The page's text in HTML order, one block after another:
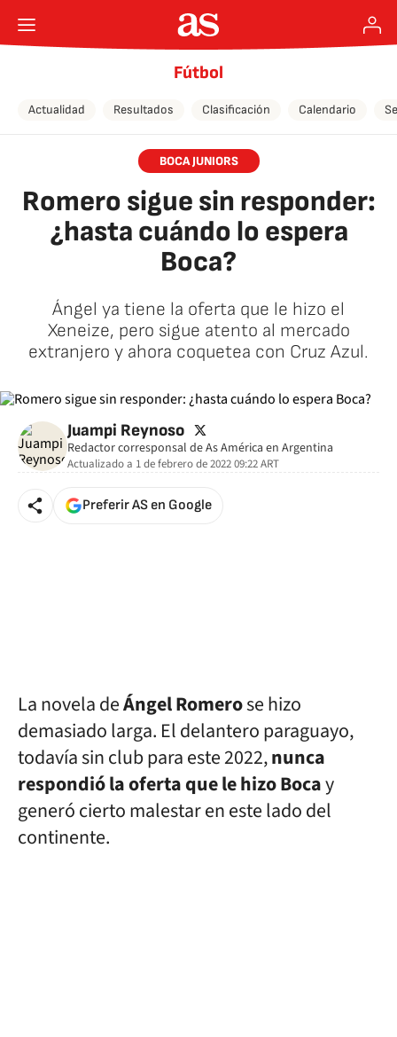
Fútbol
Actualidad Resultados Clasificación Calendario
BOCA JUNIORS
Romero sigue sin responder:
¿hasta cuándo lo espera
Boca?
Ángel ya tiene la oferta que le hizo el
Xeneize, pero sigue atento al mercado
extranjero y ahora coquetea con Cruz Azul.
Juampi Reynoso twitter
Redactor corresponsal de As América en Argentina
Actualizado a 1 de febrero de 2022 09:22ART
Preferir AS en Google
La novela deÁngel Romerose hizo
demasiado larga. El delantero paraguayo,
todavía sin club para este 2022,nunca
respondió la oferta que le hizo Bocay
generó cierto malestar en este lado del
continente.